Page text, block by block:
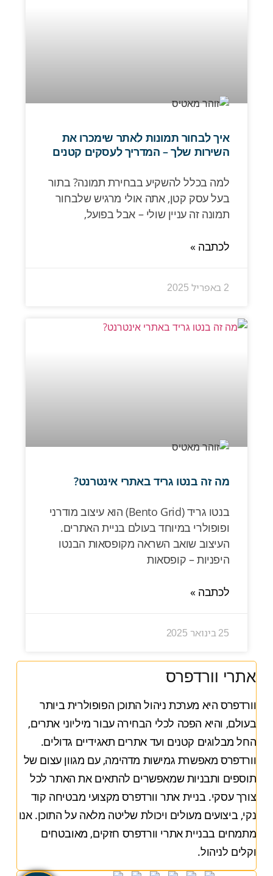
איך לבחור תמונות לאתר שימכרו את
השירות שלך – המדריך לעסקים קטנים
למה בכלל להשקיע בבחירת תמונה? בתור
בעל עסק קטן, אתה אולי מרגיש שלבחור
תמונה זה עניין שולי – אבל בפועל,
לכתבה »
2 באפריל 2025
מה זה בנטו גריד באתרי אינטרנט?
בנטו גריד (Bento Grid) הוא עיצוב מודרני
ופופולרי במיוחד בעולם בניית האתרים.
העיצוב שואב השראה מקופסאות הבנטו
היפניות – קופסאות
לכתבה »
25 בינואר 2025
אתרי וורדפרס
וורדפרס היא מערכת ניהול התוכן הפופולרית ביותר
בעולם, והיא הפכה לכלי הבחירה עבור מיליוני אתרים,
החל מבלוגים קטנים ועד אתרים תאגידיים גדולים.
וורדפרס מאפשרת גמישות מדהימה, עם מגוון עצום של
תוספים ותבניות שמאפשרים להתאים את האתר לכל
צורך עסקי. בניית אתר וורדפרס מקצועי מבטיחה קוד
נקי, ביצועים מעולים ויכולת שליטה מלאה על התוכן. אנו
מתמחים בבניית אתרי וורדפרס חזקים, מאובטחים
וקלים לניהול.